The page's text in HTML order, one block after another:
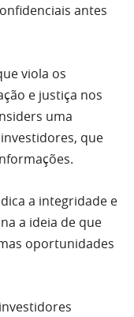
antes
viola os
e justiça nos
uma
que
a integridade e
a ideia de que
oportunidades